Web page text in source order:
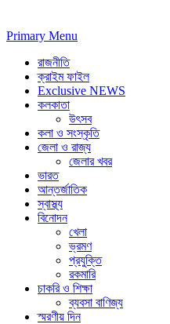
Primary Menu
রাজনীতি
ক্রাইম ফাইল
Exclusive NEWS
কলকাতা
উৎসব
কলা ও সংস্কৃতি
জেলা ও রাজ্য
জেলার খবর
ভারত
আন্তর্জাতিক
স্বাস্থ্য
বিনোদন
খেলা
ভ্রমণ
প্রযুক্তি
রকমারি
চাকরি ও শিক্ষা
ব্যবসা বাণিজ্য
স্মরণীয় দিন